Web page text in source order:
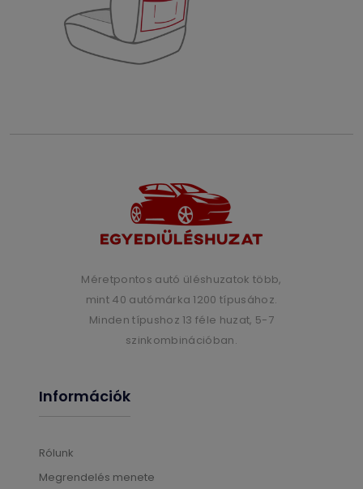
Méretpontos autó üléshuzatok több,
mint 40 autómárka 1200 típusához.
Minden típushoz 13 féle huzat, 5-7
szinkombinációban.
Információk
Rólunk
Megrendelés menete